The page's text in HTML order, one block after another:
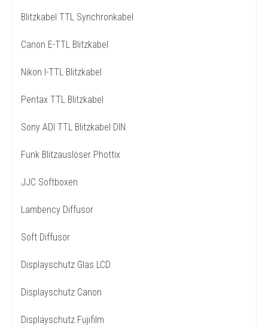
Blitzkabel TTL Synchronkabel
Canon E-TTL Blitzkabel
Nikon I-TTL Blitzkabel
Pentax TTL Blitzkabel
Sony ADI TTL Blitzkabel DIN
Funk Blitzauslöser Phottix
JJC Softboxen
Lambency Diffusor
Soft Diffusor
Displayschutz Glas LCD
Displayschutz Canon
Displayschutz Fujifilm